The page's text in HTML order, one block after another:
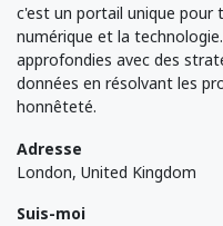
c'est un portail unique pour
numérique et la
approfondies avec des
données en résolvant les
honnêteté.
Adresse
London, United Kingdom
Suis-moi